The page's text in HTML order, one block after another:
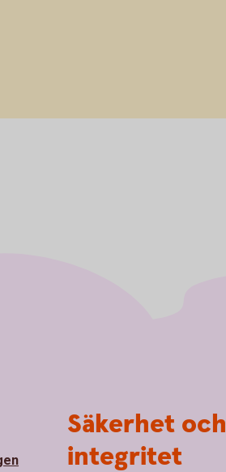
Säkerhet och
integritet